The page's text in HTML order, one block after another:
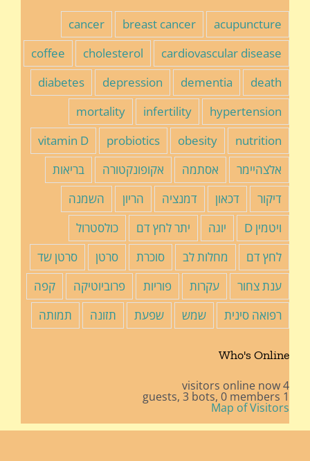
acupuncture
breast cancer
cancer
cardiovascular disease
cholesterol
coffee
death
dementia
depression
diabetes
hypertension
infertility
mortality
nutrition
obesity
probiotics
vitamin D
אלצהיימר
אסתמה אקופונקטורה
בריאות
דיקור
דכאון דמנציה הריון
השמנה
ויטמין D
יוגה יתר לחץ דם
כולסטרול
לחץ דם
מחלות לב סוכרת סרטן
סרטן שד
ענת צחור
עקרות פוריות פרוביוטיקה
קפה
רפואה סינית
שמש שפעת תזונה תמותה
Who's Online
4 visitors online now
1 guests,
3 bots, 0 members
Map of Visitors